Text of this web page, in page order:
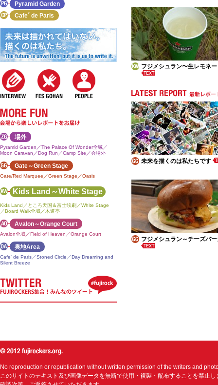
フジメシュラン〜生レモネ
未来を描くのは私たちです
フジメシュラン～チーズバ
Pyramid Garden
Cafe´ de Paris
場外
Pyramid Garden／The Palace Of Wonder全域／
Moon Caravan／Dog Run／Camp Site／会場外
Gate～Green Stage
Gate/Red Marquee／Green Stage／Oasis
Kids Land～White Stage
Kids Land／ところ天国＆富士映劇／White Stage
／Board Walk全域／木道亭
Avalon～Orange Court
Avalon全域／Field of Heaven／Orange Court
奥地Area
Cafe' de Paris／Stoned Circle／Day Dreaming and
Silent Breeze
No reproduction or republication without written permission of the writers and
このサイトのテキスト及び画像データを無断で使用・複製・配布することを禁止